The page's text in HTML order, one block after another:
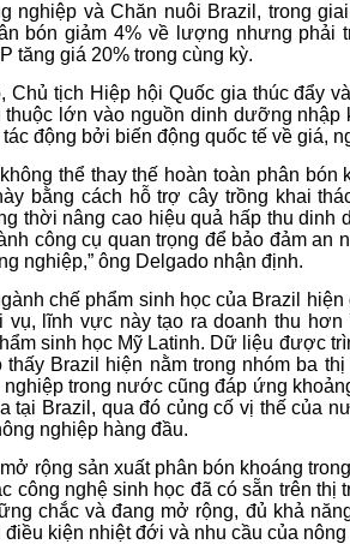
nghiệp và Chăn nuôi Brazil, trong
bón giảm 4% về lượng nhưng phải
tăng giá 20% trong cùng kỳ.
Chủ tịch Hiệp hội Quốc gia thúc đẩy
thuộc lớn vào nguồn dinh dưỡng
động bởi biến động quốc tế về giá,
thể thay thế hoàn toàn phân
bằng cách hỗ trợ cây trồng khai
thời nâng cao hiệu quả hấp thu dinh
công cụ quan trọng để bảo đảm an
nghiệp,” ông Delgado nhận định.
chế phẩm sinh học của Brazil
vụ, lĩnh vực này tạo ra doanh thu
sinh học Mỹ Latinh. Dữ liệu được
thấy Brazil hiện nằm trong nhóm ba
trong nước cũng đáp ứng
tại Brazil, qua đó củng cố vị thế của
nghiệp hàng đầu.
rộng sản xuất phân bón khoáng
công nghệ sinh học đã có sẵn trên thị
chắc và đang mở rộng, đủ khả
kiện nhiệt đới và nhu cầu của nông